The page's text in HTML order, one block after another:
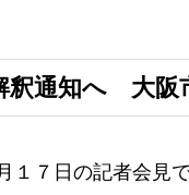
釈通知へ 大阪
７日の記者会見